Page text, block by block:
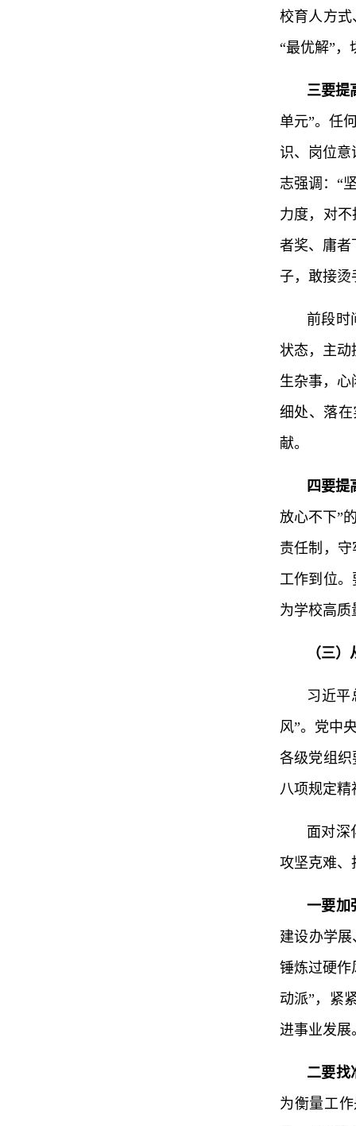
校育人方
“最优解”
三要提
单元”。任
识、岗位意
志强调：“
力度，对
者奖、庸者
子，敢接
前段时
状态，主动
生杂事，
细处、落在
献。
四要提
放心不下”
责任制，
工作到位
为学校高质
（三
习近平
风”。党中
各级党组
八项规定
面对深
攻坚克难、
一要加
建设办学
锤炼过硬作
动派”，紧
进事业发展
二要找
为衡量工